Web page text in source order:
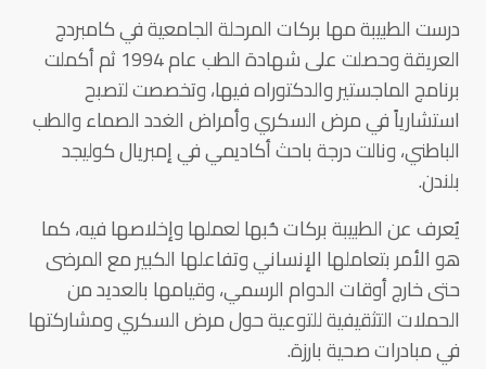
درست الطبيبة مها بركات المرحلة الجامعية في كامبردج
العريقة وحصلت على شهادة الطب عام 1994 ثم أكملت
برنامج الماجستير والدكتوراه فيها، وتخصصت لتصبح
استشارياً في مرض السكري وأمراض الغدد الصماء والطب
الباطني، ونالت درجة باحث أكاديمي في إمبريال كوليجد
بلندن.
يُعرف عن الطبيبة بركات حُبها لعملها وإخلاصها فيه، كما
هو الأمر بتعاملها الإنساني وتفاعلها الكبير مع المرضى
حتى خارج أوقات الدوام الرسمي، وقيامها بالعديد من
الحملات التثقيفية للتوعية حول مرض السكري ومشاركتها
في مبادرات صحية بارزة.